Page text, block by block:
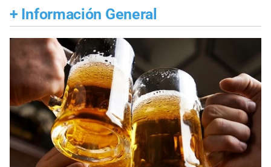
+ Información General